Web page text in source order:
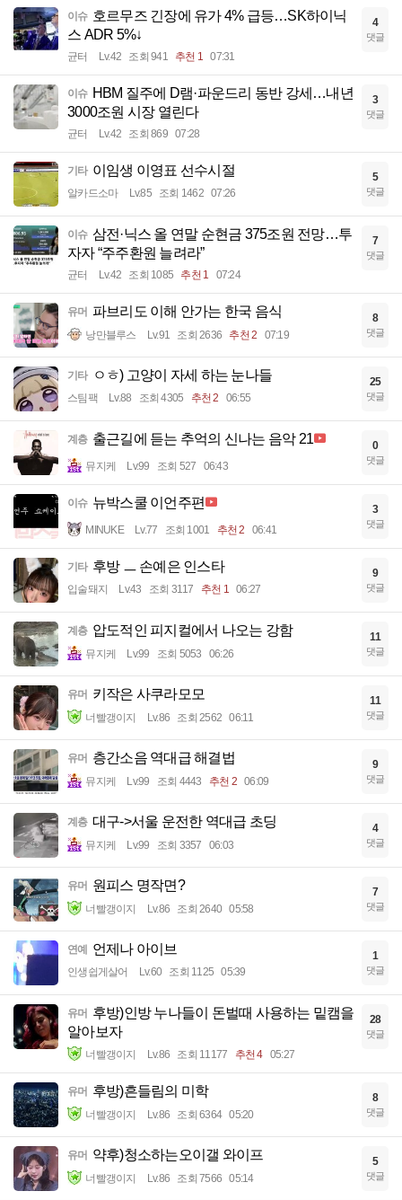
이슈 호르무즈 긴장에 유가 4% 급등…SK하이닉
스 ADR 5%↓
균터 Lv.42 조회 941 추천 1 07:31
4
댓글
이슈 HBM 질주에 D램·파운드리 동반 강세…내년
3000조원 시장 열린다
균터 Lv.42 조회 869 07:28
3
댓글
기타 이임생 이영표 선수시절
알카드소마 Lv.85 조회 1462 07:26
5
댓글
이슈 삼전·닉스 올 연말 순현금 375조원 전망…투
자자 “주주환원 늘려라”
균터 Lv.42 조회 1085 추천 1 07:24
7
댓글
유머 파브리도 이해 안가는 한국 음식
낭만블루스 Lv.91 조회 2636 추천 2 07:19
8
댓글
기타 ㅇㅎ) 고양이 자세 하는 눈나들
스팀팩 Lv.88 조회 4305 추천 2 06:55
25
댓글
계층 출근길에 듣는 추억의 신나는 음악 21
뮤지케 Lv.99 조회 527 06:43
0
댓글
이슈 뉴박스쿨 이언주편
MINUKE Lv.77 조회 1001 추천 2 06:41
3
댓글
기타 후방 ㅡ 손예은 인스타
입술돼지 Lv.43 조회 3117 추천 1 06:27
9
댓글
계층 압도적인 피지컬에서 나오는 강함
뮤지케 Lv.99 조회 5053 06:26
11
댓글
유머 키작은 사쿠라모모
너빨갱이지 Lv.86 조회 2562 06:11
11
댓글
유머 층간소음 역대급 해결법
뮤지케 Lv.99 조회 4443 추천 2 06:09
9
댓글
계층 대구->서울 운전한 역대급 초딩
뮤지케 Lv.99 조회 3357 06:03
4
댓글
유머 원피스 명작면?
너빨갱이지 Lv.86 조회 2640 05:58
7
댓글
연예 언제나 아이브
인생쉽게살어 Lv.60 조회 1125 05:39
1
댓글
유머 후방)인방 누나들이 돈벌때 사용하는 밑캠을
알아보자
너빨갱이지 Lv.86 조회 11177 추천 4 05:27
28
댓글
유머 후방)흔들림의 미학
너빨갱이지 Lv.86 조회 6364 05:20
8
댓글
유머 약후)청소하는오이갤 와이프
너빨갱이지 Lv.86 조회 7566 05:14
5
댓글